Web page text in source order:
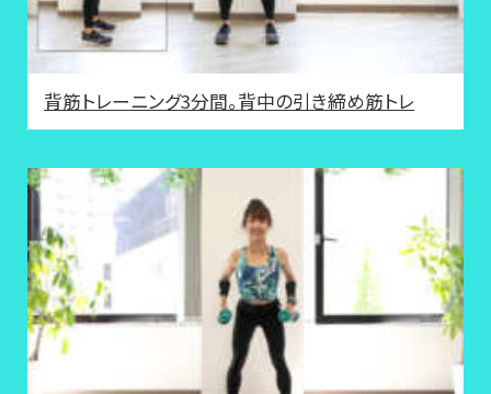
背筋トレーニング3分間。背中の引き締め筋トレ